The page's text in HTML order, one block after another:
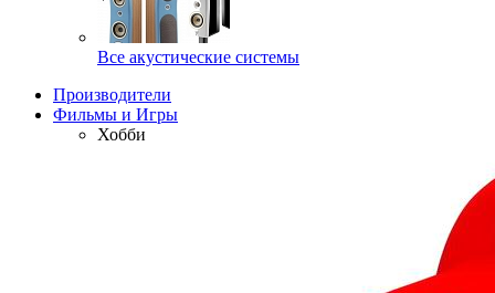
Все акустические системы
Производители
Фильмы и Игры
Хобби